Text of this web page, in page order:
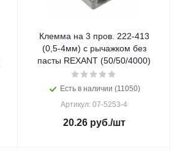
Клемма на 3 пров. 222-413
(0,5-4мм) с рычажком без
пасты REXANT (50/50/4000)
Есть в наличии (11050)
Артикул: 07-5253-4
20.26руб./шт